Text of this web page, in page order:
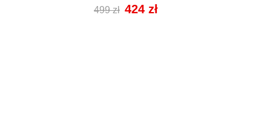
Cena
499 zł Cena
424 zł